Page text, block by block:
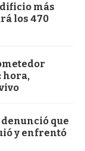
más
los 470
hora,
denunció que
y enfrentó